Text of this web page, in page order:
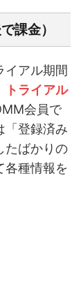
課金）
イアル期間
トライアル
会員で
「登録済み
たばかりの
各種情報を